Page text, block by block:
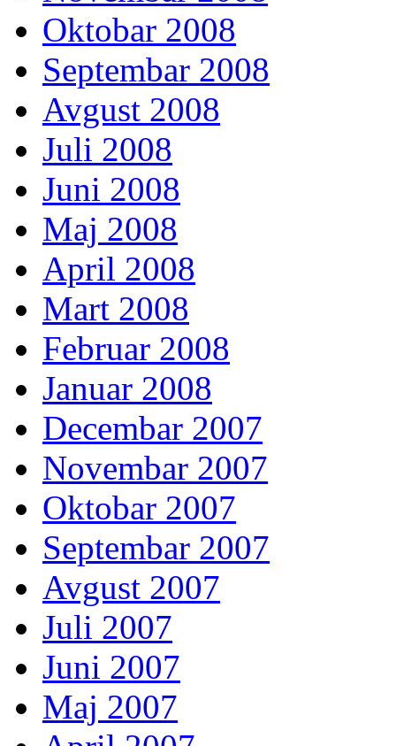
Oktobar 2008
Septembar 2008
Avgust 2008
Juli 2008
Juni 2008
Maj 2008
April 2008
Mart 2008
Februar 2008
Januar 2008
Decembar 2007
Novembar 2007
Oktobar 2007
Septembar 2007
Avgust 2007
Juli 2007
Juni 2007
Maj 2007